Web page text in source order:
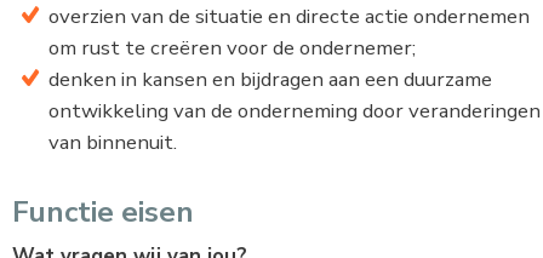
overzien van de situatie en directe actie ondernemen
om rust te creëren voor de ondernemer;
denken in kansen en bijdragen aan een duurzame
ontwikkeling van de onderneming door veranderingen
van binnenuit.
Functie eisen